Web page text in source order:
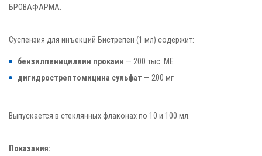
БРОВАФАРМА.
Суспензия для инъекций Бистрепен (1 мл) содержит:
бензилпенициллин прокаин — 200 тыс. МЕ
дигидрострептомицина сульфат — 200 мг
Выпускается в стеклянных флаконах по 10 и 100 мл.
Показания: